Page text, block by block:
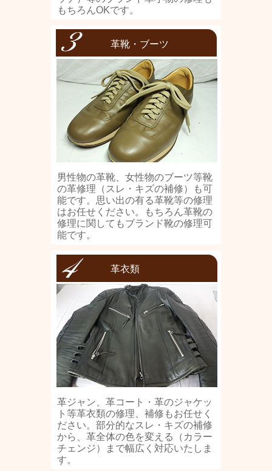
もちろんOKです。
革靴・ブーツ
男性物の革靴、女性物のブーツ等靴
の革修理（スレ・キズの補修）も可
能です。思い出の有る革靴等の修理
はお任せください。もちろん革靴の
修理に関してもブランド靴の修理可
能です。
革衣類
革ジャン、革コート・革のジャケッ
ト等革衣類の修理、補修もお任せく
ださい。部分的なスレ・キズの補修
から、革全体の色を変える（カラー
チェンジ）まで幅広く対応いたしま
す。